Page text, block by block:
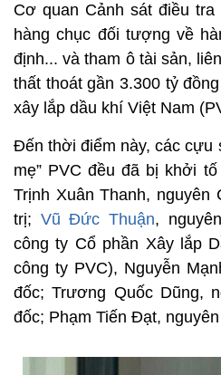
Cơ quan Cảnh sát điều
hàng chục đối tượng về
định... và tham ô tài sản,
thất thoát gần 3.300 tỷ
xây lắp dầu khí Việt Nam
Đến thời điểm này, các cựu
mẹ” PVC đều đã bị khởi
Trịnh Xuân Thanh, nguyên
trị; Vũ Đức Thuận,
công ty Cổ phần Xây lắp
công ty PVC), Nguyễn
đốc; Trương Quốc Dũng,
đốc; Phạm Tiến Đạt,